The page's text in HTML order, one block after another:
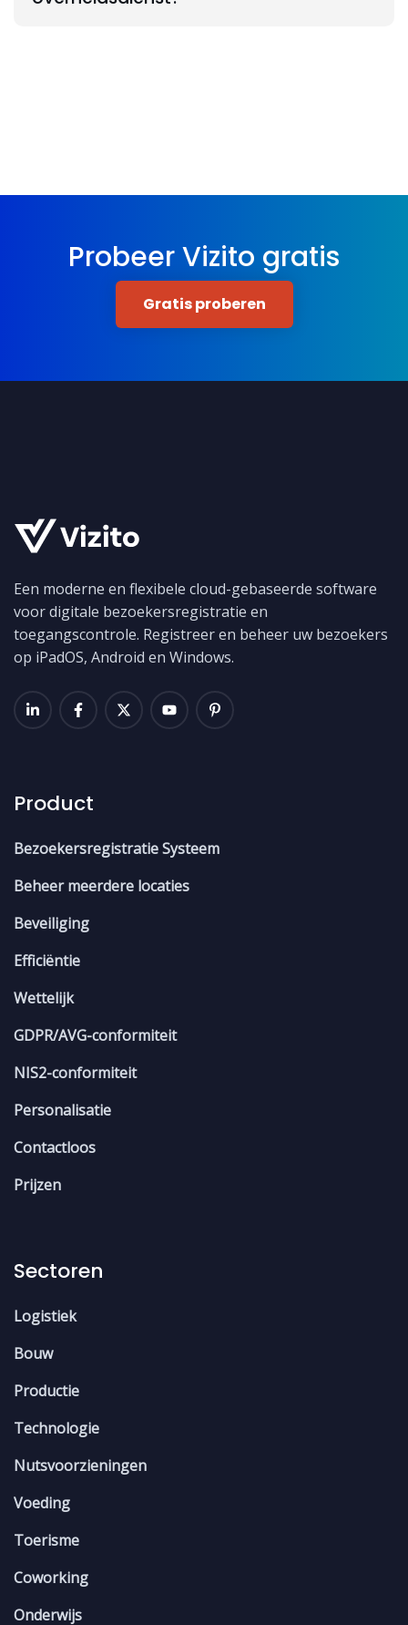
Probeer Vizito gratis
Gratis proberen
Een moderne en flexibele cloud-gebaseerde software
voor digitale bezoekersregistratie en
toegangscontrole. Registreer en beheer uw bezoekers
op iPadOS, Android en Windows.
Product
Bezoekersregistratie Systeem
Beheer meerdere locaties
Beveiliging
Efficiëntie
Wettelijk
GDPR/AVG-conformiteit
NIS2-conformiteit
Personalisatie
Contactloos
Prijzen
Sectoren
Logistiek
Bouw
Productie
Technologie
Nutsvoorzieningen
Voeding
Toerisme
Coworking
Onderwijs